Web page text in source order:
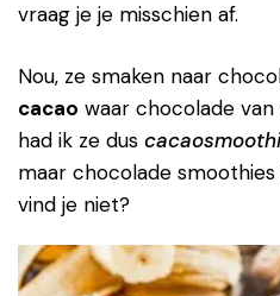
vraag je je misschien af.
Nou, ze smaken naar
cacao waar chocolade
had ik ze dus
maar chocolade
vind je niet?